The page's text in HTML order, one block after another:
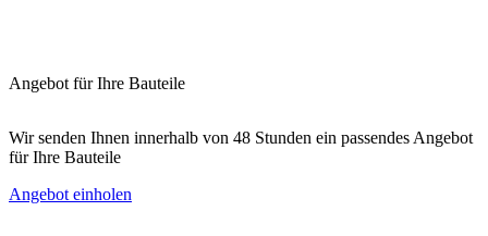
Angebot für Ihre Bauteile
Wir senden Ihnen innerhalb von 48 Stunden ein passendes Angebot
für Ihre Bauteile
Angebot einholen